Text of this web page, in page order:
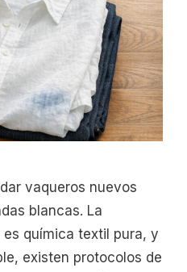
vaqueros nuevos
blancas. La
química textil pura, y
existen protocolos de